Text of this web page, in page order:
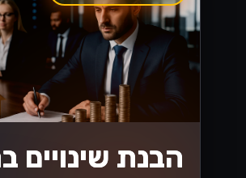
הבנת שינויים